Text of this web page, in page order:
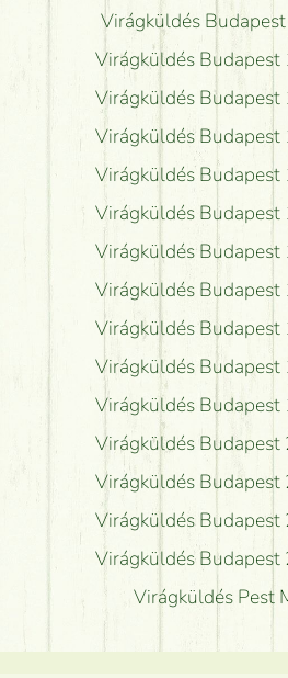
Virágküldés
Virágküldés Budapest
Virágküldés Budapest
Virágküldés Budapest
Virágküldés Budapest
Virágküldés Budapest
Virágküldés Budapest
Virágküldés Budapest
Virágküldés Budapest
Virágküldés Budapest
Virágküldés Budapest
Virágküldés Budapest
Virágküldés Budapest
Virágküldés Budapest
Virágküldés Budapest
Virágküldés Pest